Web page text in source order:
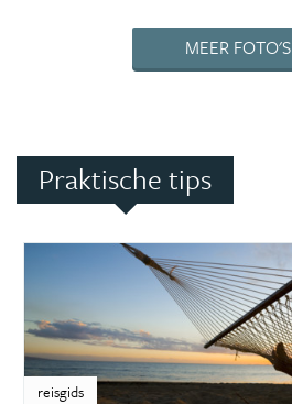
MEER FOTO'S
Praktische tips
reisgids